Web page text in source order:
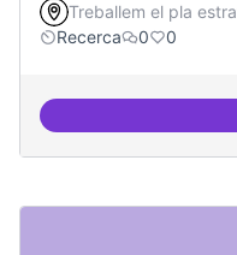
Treballem el pla
Recerca
0 0